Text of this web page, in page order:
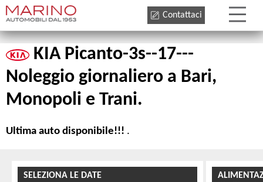
Contattaci
KIA Picanto-3s--17---
Noleggio giornaliero a Bari,
Monopoli e Trani.
Ultima auto disponibile!!! .
SELEZIONA LE DATE